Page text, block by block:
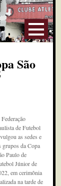
São
de Futebol
as sedes e
grupos da Copa
Paulo de
Júnior de
em cerimônia
na tarde de